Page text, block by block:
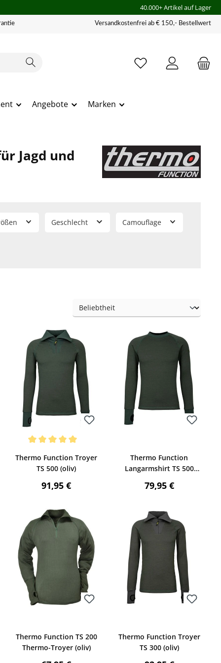
40.000+ Artikel auf Lager
Versandkostenfrei ab € 150,- Bestellwert
Angebote Marken
Jagd und
Geschlecht Camouflage
Bewerten
Thermo Function Troyer
TS 500 (oliv)
Regulärer Preis:
91,95 €
Thermo Function
Langarmshirt TS 500
Regulärer Preis:
79,95 €
Thermo Function TS 200
Thermo-Troyer (oliv)
Thermo Function Troyer
TS 300 (oliv)